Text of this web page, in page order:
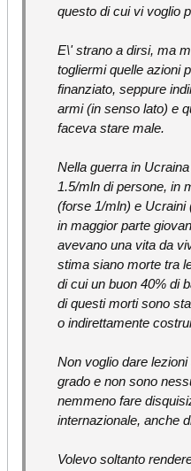
questo di cui vi voglio
E\' strano a dirsi, ma
togliermi quelle azioni
finanziato, seppure
armi (in senso lato) e
faceva stare male.
Nella guerra in
1.5/mln di persone, in
(forse 1/mln) e Ucraini
in maggior parte
avevano una vita da
stima siano morte tra
di cui un buon 40% di
di questi morti sono
o indirettamente
Non voglio dare
grado e non sono
nemmeno fare
internazionale, anche
Volevo soltanto